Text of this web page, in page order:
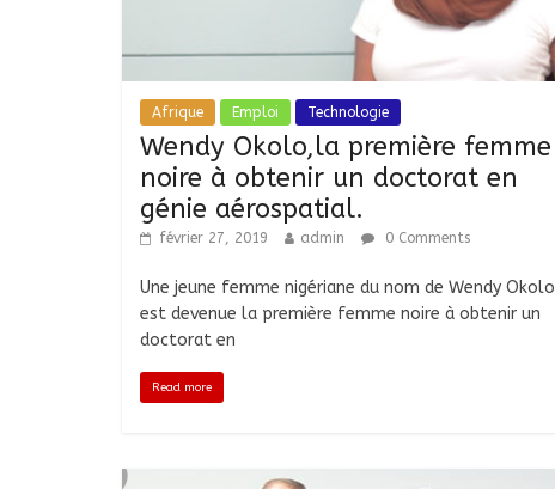
Afrique Emploi Technologie
Wendy Okolo,la première femme
noire à obtenir un doctorat en
génie aérospatial.
février 27, 2019 admin 0 Comments
Une jeune femme nigériane du nom de Wendy Okolo
est devenue la première femme noire à obtenir un
doctorat en
Read more